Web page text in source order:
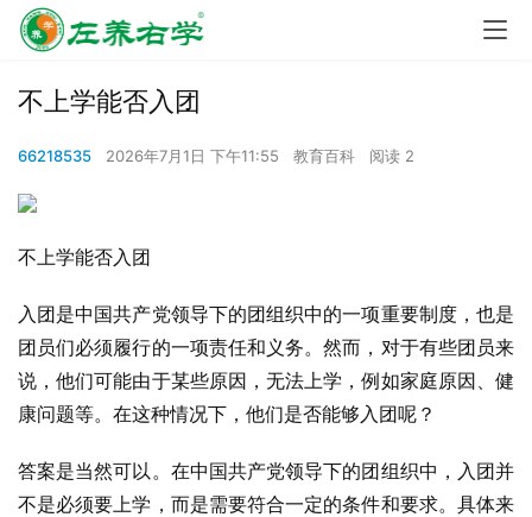
不上学能否入团
66218535 2026年7月1日 下午11:55 教育百科 阅读 2
不上学能否入团
入团是中国共产党领导下的团组织中的一项重要制度，也是
团员们必须履行的一项责任和义务。然而，对于有些团员来
说，他们可能由于某些原因，无法上学，例如家庭原因、健
康问题等。在这种情况下，他们是否能够入团呢？
答案是当然可以。在中国共产党领导下的团组织中，入团并
不是必须要上学，而是需要符合一定的条件和要求。具体来